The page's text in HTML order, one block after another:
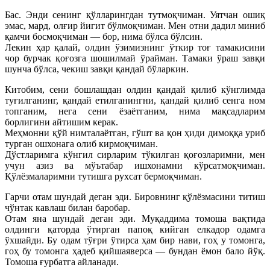
Бас. Энди сенинг қўлларингдан тутмоқчиман. Уятчан ошиқ
эмас, мард, олғир йигит бўлмоқчиман. Мен отни дадил миниб
қамчи босмоқчиман — бор, нима бўлса бўлсин.
Лекин ҳар қалай, олдин ўзимизнинг ўткир тоғ тамакисини
чор бурчак қоғозга шошилмай ўрайман. Тамаки ўраш завқи
шунча бўлса, чекиш завқи қандай бўларкин.
Китобим, сени бошлашдан олдин қандай қилиб кўнглимда
туғилганинг, қандай етилганингни, қандай қилиб сенга ном
топганим, нега сени ёзаётганим, нима мақсадларим
борлигини айтишим керак.
Меҳмонни қўй нимталаётган, гўшт ва қон ҳиди димоққа уриб
турган ошхонага олиб кирмоқчиман.
Дўстларимга кўнгил сирларим тўкилган қоғозларимни, мен
учун азиз ва мўътабар ишхонамни кўрсатмоқчиман.
Қўлёзмаларимни тутишга рухсат бермоқчиман.
Гарчи отам шундай деган эди. Бировнинг қўлёзмасини титиш
чўнтак кавлаш билан баробар.
Отам яна шундай деган эди. Муқаддима томоша вақтида
олдинги қаторда ўтирган папоқ кийган елкадор одамга
ўхшайди. Бу одам тўғри ўтирса ҳам бир нави, гоҳ у томонга,
гоҳ бу томонга ҳадеб қийшаяверса — бундан ёмон бало йўқ.
Томоша ғурбатга айланади.